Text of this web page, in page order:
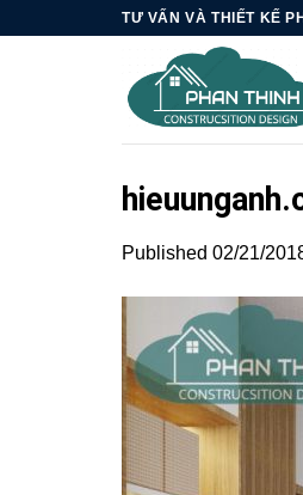
TƯ VẤN VÀ THIẾT KẾ
Published 02/21/